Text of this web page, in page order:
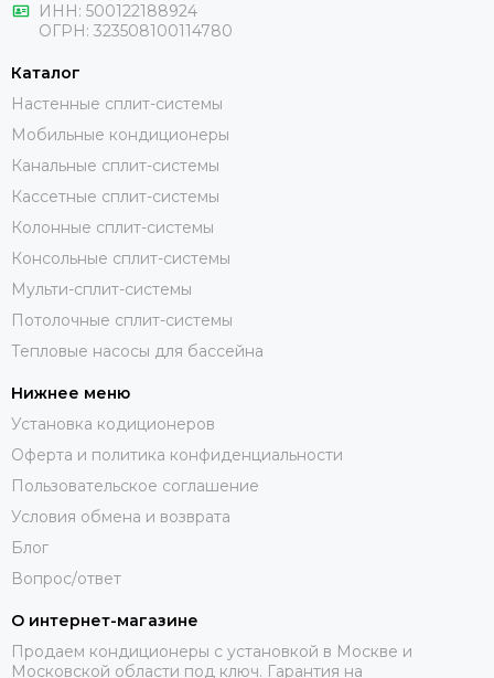
ИНН: 500122188924
ОГРН: 323508100114780
Каталог
Настенные сплит-системы
Мобильные кондиционеры
Канальные сплит-системы
Кассетные сплит-системы
Колонные сплит-системы
Консольные сплит-системы
Мульти-сплит-системы
Потолочные сплит-системы
Тепловые насосы для бассейна
Нижнее меню
Установка кодиционеров
Оферта и политика конфиденциальности
Пользовательское соглашение
Условия обмена и возврата
Блог
Вопрос/ответ
О интернет-магазине
Продаем кондиционеры с установкой в Москве и
Московской области под ключ. Гарантия на